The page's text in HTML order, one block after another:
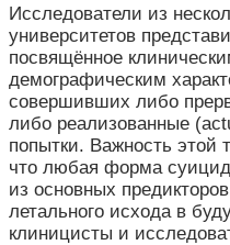
Исследователи из
университетов
посвящённое
демографическим
совершивших либо
либо реализованные
попытки. Важность этой
что любая форма
из основных
летального исхода в
клиницисты и